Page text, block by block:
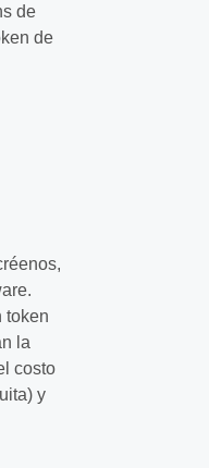
de
de
token
la
costo
y